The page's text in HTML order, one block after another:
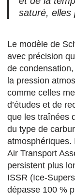
saturé, elles
Le modèle de
avec précision
de
la pression
comme celles
d’études et de
que les traînées
du type de
atmosphériques.
Air Transport
persistent plus
ISSR (Ice-
dépasse 100 %